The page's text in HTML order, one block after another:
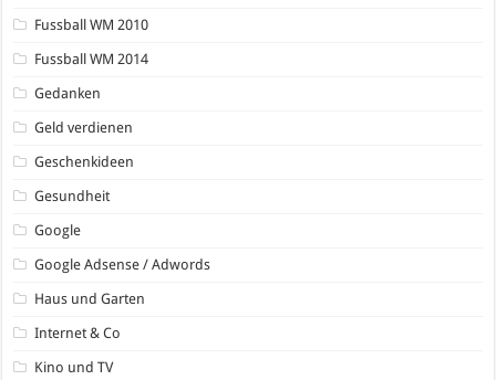
Fussball WM 2010
Fussball WM 2014
Gedanken
Geld verdienen
Geschenkideen
Gesundheit
Google
Google Adsense / Adwords
Haus und Garten
Internet & Co
Kino und TV